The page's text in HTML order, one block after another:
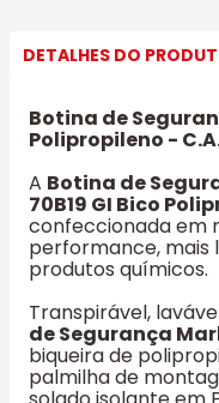
DETALHES DO
Botina de
Polipropileno -
A Botina de
70B19 GI Bico
confeccionada em
performance, mais
produtos químicos.
Transpirável,
de Segurança
biqueira de
palmilha de